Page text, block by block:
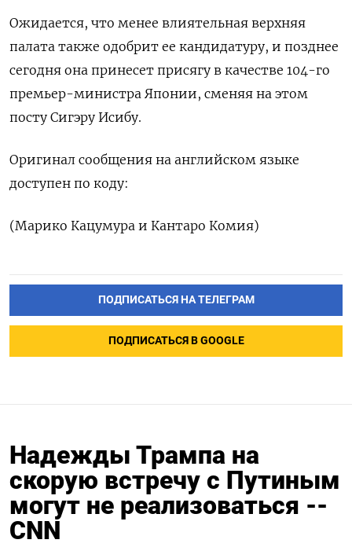
Ожидается, что менее влиятельная верхняя
палата также одобрит ее кандидатуру, и позднее
сегодня она принесет присягу в качестве 104-го
премьер-министра Японии, сменяя на этом
посту Сигэру Исибу.
Оригинал сообщения на английском языке
доступен по коду:
(Марико Кацумура и Кантаро Комия)
ПОДПИСАТЬСЯ НА ТЕЛЕГРАМ
ПОДПИСАТЬСЯ В GOOGLE
Надежды Трампа на
скорую встречу с Путиным
могут не реализоваться --
CNN